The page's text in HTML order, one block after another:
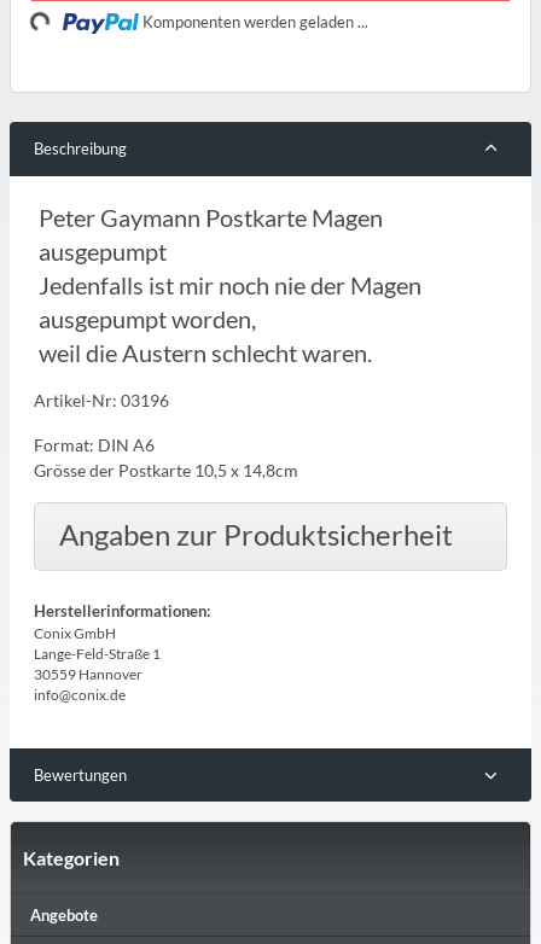
Komponenten werden geladen ...
Beschreibung
Peter Gaymann Postkarte Magen
ausgepumpt
Jedenfalls ist mir noch nie der Magen
ausgepumpt worden,
weil die Austern schlecht waren.
Artikel-Nr: 03196
Format: DIN A6
Grösse der Postkarte 10,5 x 14,8cm
Angaben zur Produktsicherheit
Herstellerinformationen:
Conix GmbH
Lange-Feld-Straße 1
30559 Hannover
info@conix.de
Bewertungen
Kategorien
Angebote